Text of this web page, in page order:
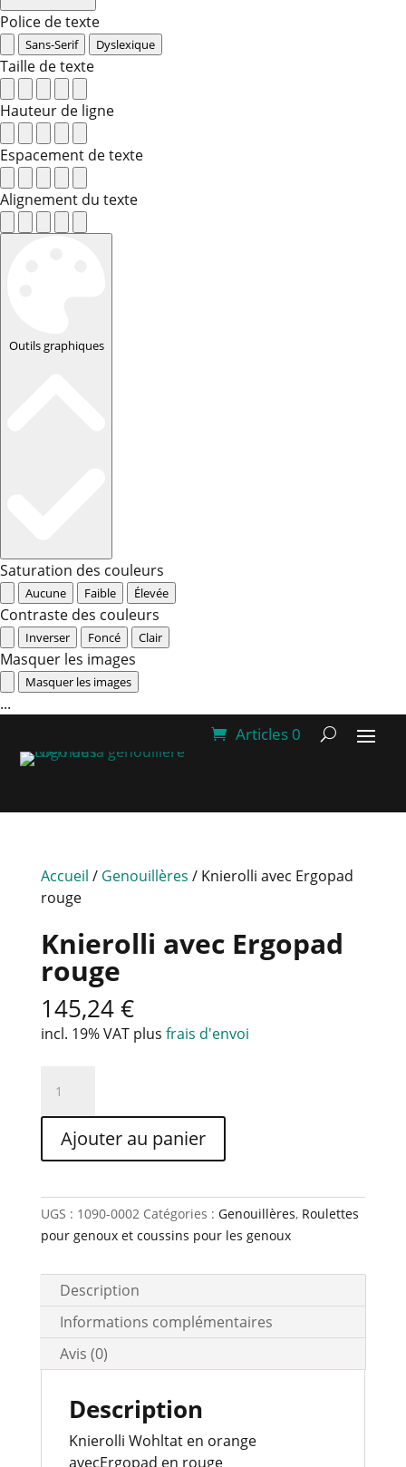
Police de texte
Sans-Serif Dyslexique
Taille de texte
Hauteur de ligne
Espacement de texte
Alignement du texte
Outils graphiques
Saturation des couleurs
Aucune Faible Élevée
Contraste des couleurs
Inverser Foncé Clair
Masquer les images
Masquer les images
...
Articles 0
Accueil / Genouillères / Knierolli avec Ergopad
rouge
Knierolli avec Ergopad
rouge
145,24€
incl. 19% VAT plus frais d'envoi
Knierolli
avec
Ergopad
Ajouter au panier
UGS : 1090-0002 Catégories : Genouillères, Roulettes
pour genoux et coussins pour les genoux
Description
Informations complémentaires
Avis (0)
Description
Knierolli Wohltat en orange
avecErgopad en rouge